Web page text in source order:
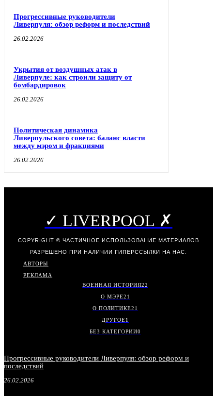
Прогрессивные руководители
Ливерпуля: обзор реформ и последствий
26.02.2026
Укрытия от воздушных атак в
Ливерпуле: как строили защиту от
бомбардировок
26.02.2026
Политическая динамика
Ливерпульского совета: баланс власти
между мэром и фракциями
26.02.2026
✓ LIVERPOOL ✗
COPYRIGHT © ЧАСТИЧНОЕ ИСПОЛЬЗОВАНИЕ МАТЕРИАЛОВ
РАЗРЕШЕНО ПРИ НАЛИЧИИ ГИПЕРССЫЛКИ НА НАС.
АВТОРЫ
РЕКЛАМА
ВОЕННАЯ ИСТОРИЯ22
О МЭРЕ21
О ПОЛИТИКЕ21
ДРУГОЕ1
БЕЗ КАТЕГОРИИ0
Прогрессивные руководители Ливерпуля: обзор реформ и
последствий
26.02.2026